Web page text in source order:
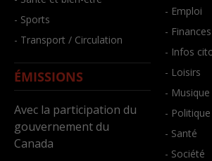
- Sports
- Transport / Circulation
ÉMISSIONS
Avec la participation du
gouvernement du
Canada
- Emploi
- Finances
- Infos
- Loisirs
- Musique
- Politique
- Santé
- Société